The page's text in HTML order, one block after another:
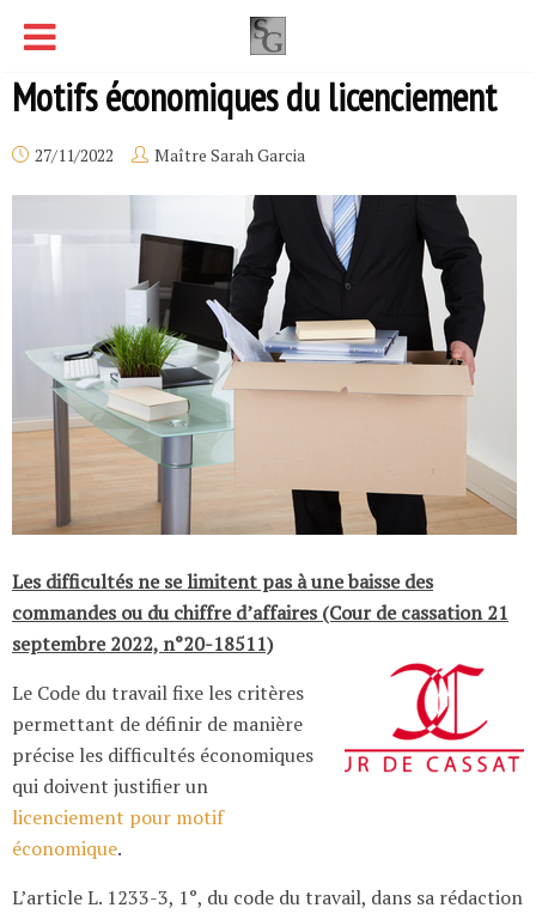
Motifs économiques du licenciement
27/11/2022 Maître Sarah Garcia
Les difficultés ne se limitent pas à une baisse des
commandes ou du chiffre d’affaires (Cour de cassation 21
septembre 2022, n°20-18511)
Le Code du travail fixe les critères
permettant de définir de manière
précise les difficultés économiques
qui doivent justifier un
licenciement pour motif
économique.
L’article L. 1233-3, 1°, du code du travail, dans sa rédaction